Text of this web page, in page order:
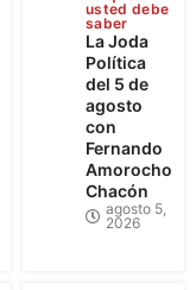
usted debe
saber
La Joda
Política
del 5 de
agosto
con
Fernando
Amorocho
Chacón
agosto 5,
2026